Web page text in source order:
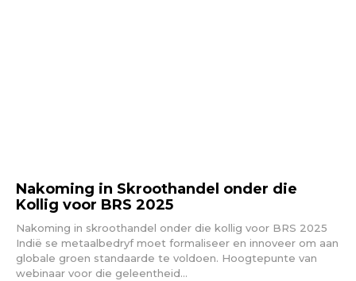
Nakoming in Skroothandel onder die
Kollig voor BRS 2025
Nakoming in skroothandel onder die kollig voor BRS 2025
Indië se metaalbedryf moet formaliseer en innoveer om aan
globale groen standaarde te voldoen. Hoogtepunte van
webinaar voor die geleentheid...